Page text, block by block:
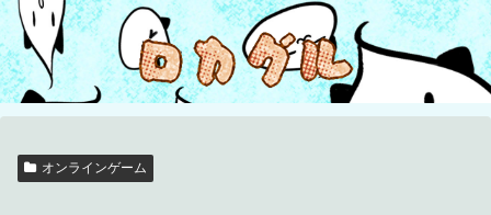
オンラインゲーム